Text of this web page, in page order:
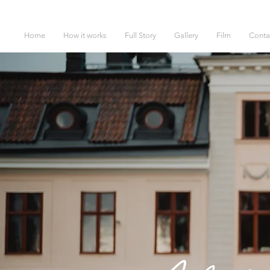
Home How it works Full Story Gallery Film